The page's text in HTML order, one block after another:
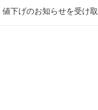
値下げのお知らせを受け